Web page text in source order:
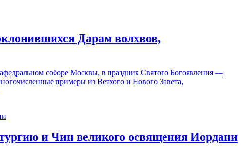
Дарам волхвов,
соборе Москвы, в праздник Святого Богоявления —
примеры из Ветхого и Нового Завета,
и Чин великого освящения Иордани